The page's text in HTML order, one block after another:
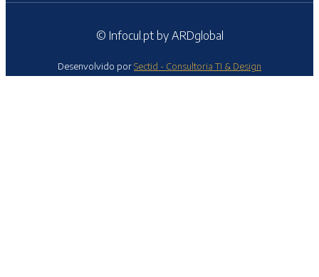
© Infocul.pt by ARDglobal
Desenvolvido porSectid - Consultoria TI & Design